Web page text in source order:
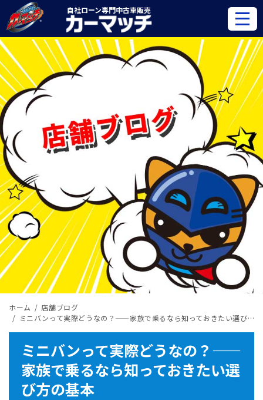
自社ローン専門中古車販売
ホーム
店舗ブログ
ミニバンって実際どうなの？——家族で乗るなら知っておきたい選び方の基本
ミニバンって実際どうなの？——
家族で乗るなら知っておきたい選
び方の基本